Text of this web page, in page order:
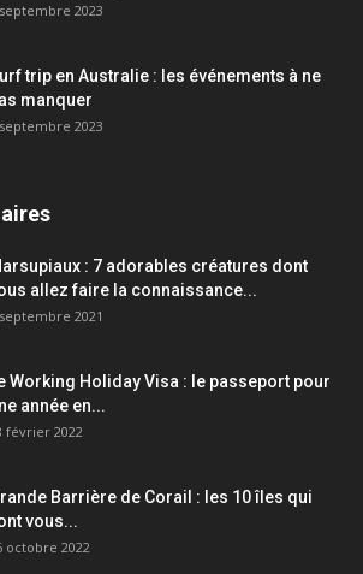
2023
trip en Australie : les événements à ne
manquer
2023
: 7 adorables créatures dont
allez faire la connaissance...
2021
Working Holiday Visa : le passeport pour
année en...
février 2022
Barrière de Corail : les 10 îles qui
vous...
octobre 2022